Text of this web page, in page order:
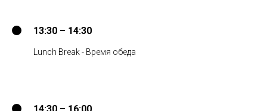
13:30 – 14:30
Lunch Break - Время обеда
14:30 – 16:00